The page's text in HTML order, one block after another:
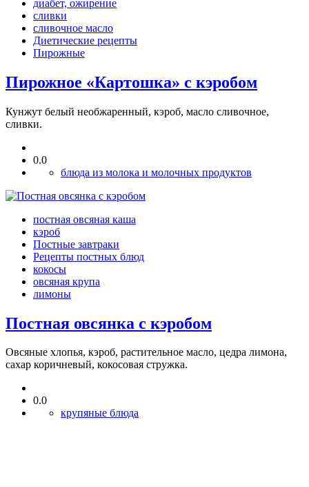
диабет, ожирение
сливки
сливочное масло
Диетические рецепты
Пирожные
Пирожное «Картошка» с кэробом
Кунжут белый необжаренный, кэроб, масло сливочное,
сливки.
0.0
блюда из молока и молочных продуктов
постная овсяная каша
кэроб
Постные завтраки
Рецепты постных блюд
кокосы
овсяная крупа
лимоны
Постная овсянка с кэробом
Овсяные хлопья, кэроб, растительное масло, цедра лимона,
сахар коричневый, кокосовая стружка.
0.0
крупяные блюда